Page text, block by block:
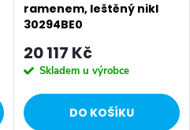
ramenem, leštěný nikl
30294BE0
20 117 Kč
Skladem u výrobce
DO KOŠÍKU